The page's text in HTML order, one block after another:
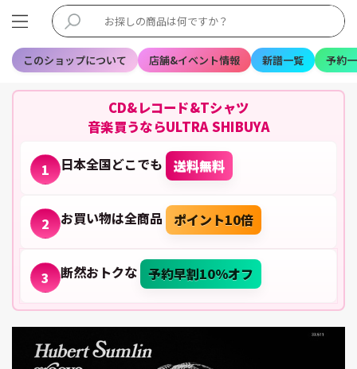
このショップについて 店舗&イベント情報 新譜一覧 予約
CD&レコード&Tシャツ
音楽買うならULTRA SHIBUYA
1 日本全国どこでも 送料無料
2 お買い物は全商品 ポイント10倍
3 断然おトクな 予約早割10%オフ